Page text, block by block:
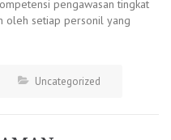
pengawasan tingkat
oleh setiap personil yang
Uncategorized